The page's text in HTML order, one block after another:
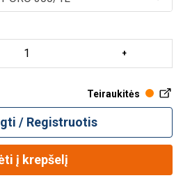
Teiraukitės
/ Registruotis
į krepšelį